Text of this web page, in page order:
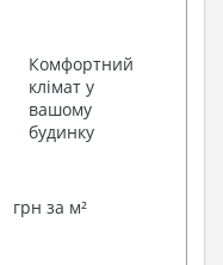
Комфортний
клімат у
вашому
будинку
грн за м²